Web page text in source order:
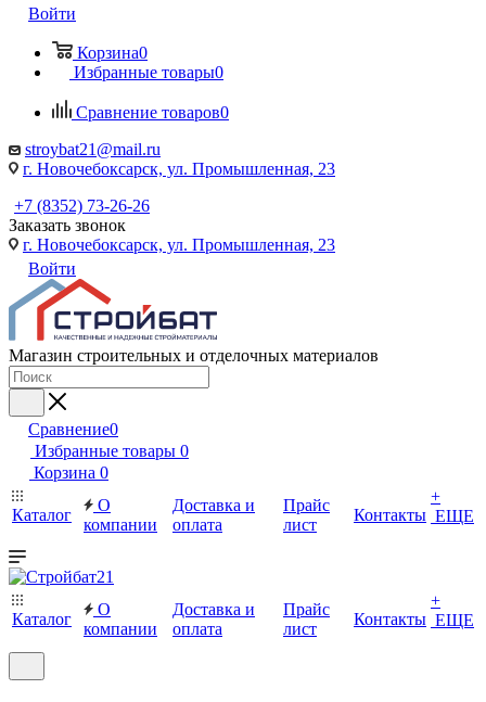
Войти
Корзина0
Избранные товары0
Сравнение товаров0
stroybat21@mail.ru
г. Новочебоксарск, ул. Промышленная, 23
+7 (8352) 73-26-26
Заказать звонок
г. Новочебоксарск, ул. Промышленная, 23
Войти
Магазин строительных и отделочных материалов
Сравнение0
Избранные товары 0
Корзина 0
Каталог
О
компании
Доставка и
оплата
Прайс
лист
Контакты
+
ЕЩЕ
Каталог
О
компании
Доставка и
оплата
Прайс
лист
Контакты
+
ЕЩЕ